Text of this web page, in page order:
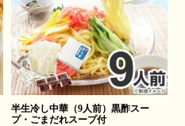
半生冷し中華（9人前）黒酢スー
プ・ごまだれスープ付